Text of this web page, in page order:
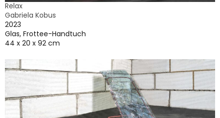
Relax
Gabriela Kobus
2023
Glas, Frottee-Handtuch
44 x 20 x 92 cm